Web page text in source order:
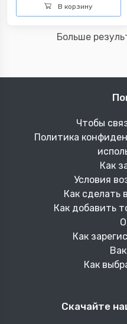
В корзину
Больше
Чтобы
Политика
Как
Условия
Как сделать
Как добавить
Как
Как
Скачайте